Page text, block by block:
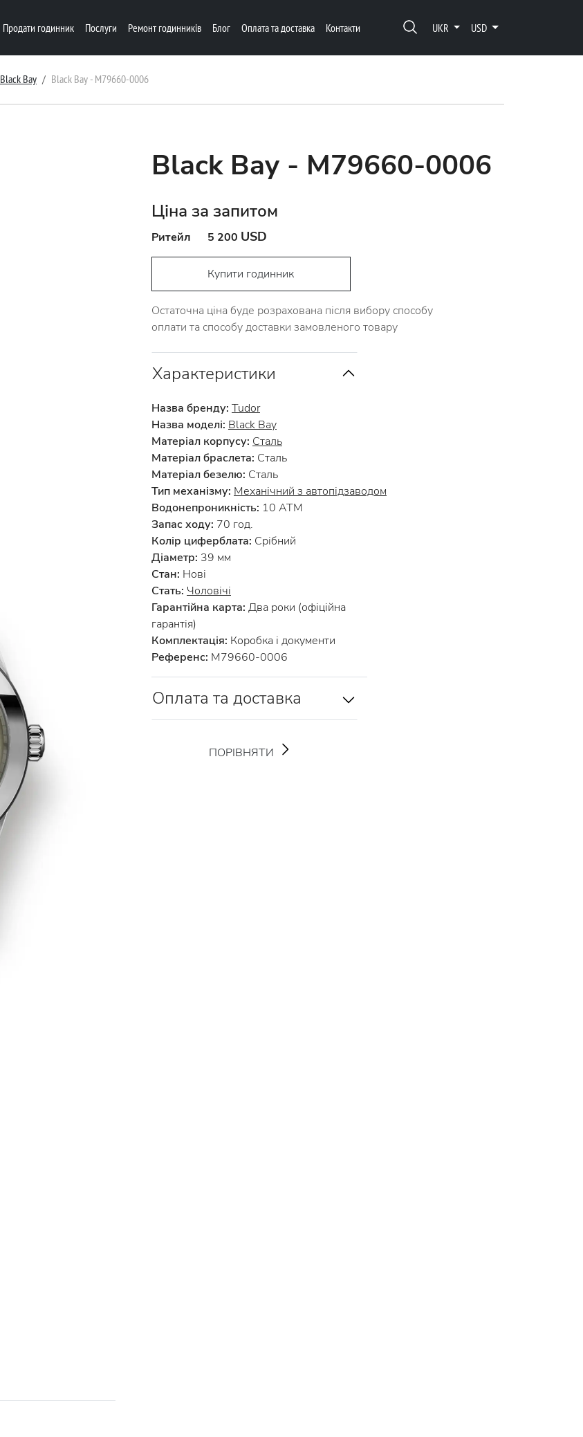
Продати годинник Послуги Ремонт годинників Блог Оплата та доставка Контакти UKR USD
Black Bay Black Bay - M79660-0006
Black Bay - M79660-0006
Ціна за запитом
Ритейл 5 200 USD
Купити годинник
Остаточна ціна буде розрахована після вибору способу
оплати та способу доставки замовленого товару
Характеристики
Назва бренду: Tudor
Назва моделі: Black Bay
Матеріал корпусу: Сталь
Матеріал браслета: Сталь
Матеріал безелю: Сталь
Тип механізму: Механічний з автопідзаводом
Водонепроникність: 10 АТМ
Запас ходу: 70 год.
Колір циферблата: Срібний
Діаметр: 39 мм
Стан: Нові
Стать: Чоловічі
Гарантійна карта: Два роки (офіційна
гарантія)
Комплектація: Коробка і документи
Референс: M79660-0006
Оплата та доставка
ПОРІВНЯТИ